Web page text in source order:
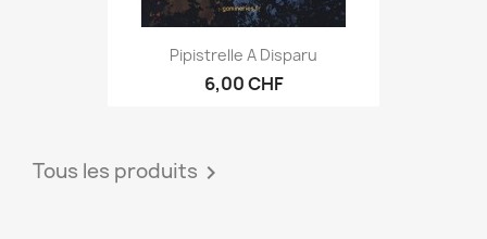
Pipistrelle A Disparu
6,00 CHF
Tous les produits 